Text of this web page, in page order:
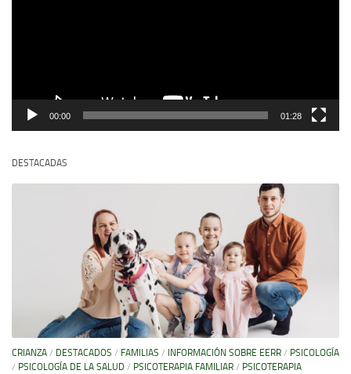
00:00 01:28
DESTACADAS
CRIANZA / DESTACADOS / FAMILIAS / INFORMACIÓN SOBRE EERR / PSICOLOGÍA
/ PSICOLOGÍA DE LA SALUD / PSICOTERAPIA FAMILIAR / PSICOTERAPIA